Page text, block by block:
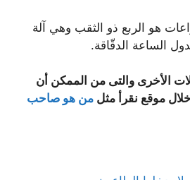
هو الربع ذو الثقب وهي آلة
الساعة الدقّاقة.
الأخرى والتى من الممكن أن
موقع نقرأ مثل من هو صاحب